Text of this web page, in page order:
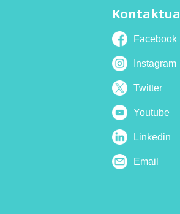
Kontaktua
Facebook
Instagram
Twitter
Youtube
Linkedin
Email